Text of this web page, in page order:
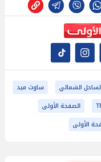
الشمالي
ساوث ميد
الصفحة الأولى
الأولى